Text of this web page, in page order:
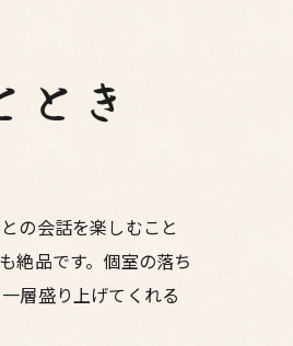
き
の会話を楽しむこと
絶品です。個室の落ち
層盛り上げてくれる